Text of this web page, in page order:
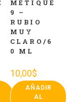
METIQUE
9 –
RUBIO
MUY
CLARO/6
0 ML
10,00$
AÑADIR
AL